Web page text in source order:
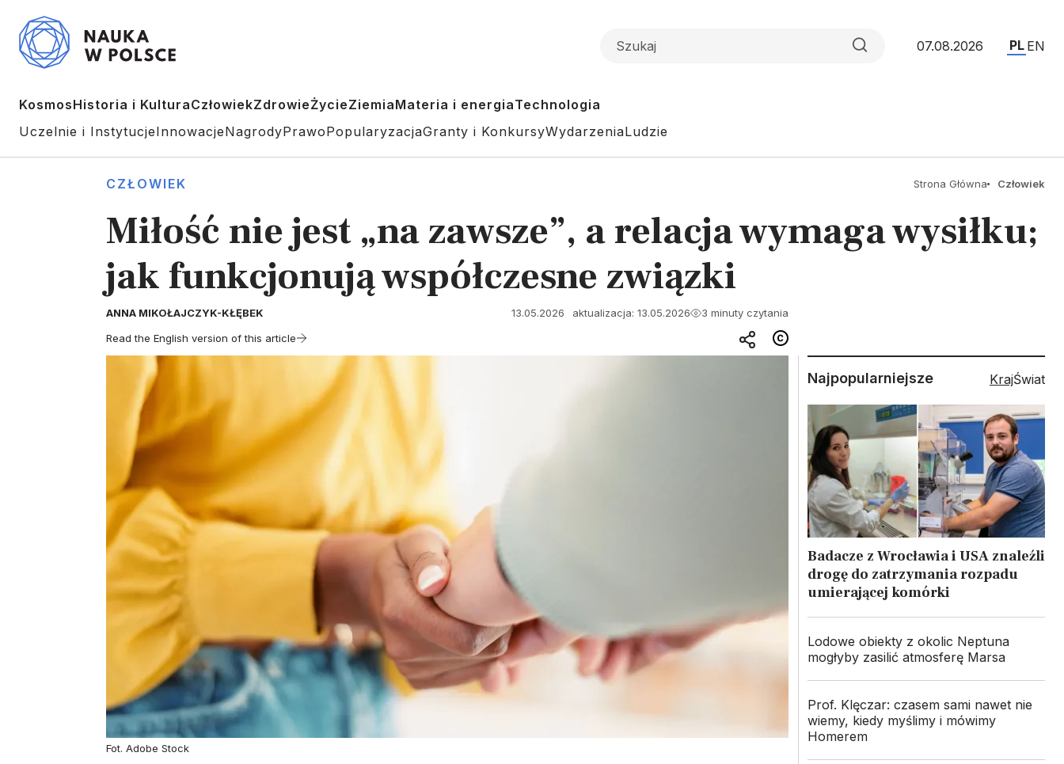
07.08.2026 PL EN
KosmosHistoria i KulturaCzłowiekZdrowieŻycieZiemiaMateria i energiaTechnologia
Uczelnie i InstytucjeInnowacjeNagrodyPrawoPopularyzacjaGranty i KonkursyWydarzeniaLudzie
CZŁOWIEK Strona Główna Człowiek
Miłość nie jest „na zawsze”, a relacja wymaga wysiłku;
jak funkcjonują współczesne związki
ANNA MIKOŁAJCZYK-KŁĘBEK 13.05.2026 aktualizacja: 13.05.2026
3 minuty czytania
Read the English version of this article
Fot. Adobe Stock
Najpopularniejsze KrajŚwiat
Badacze z Wrocławia i USA znaleźli
drogę do zatrzymania rozpadu
umierającej komórki
Lodowe obiekty z okolic Neptuna
mogłyby zasilić atmosferę Marsa
Prof. Klęczar: czasem sami nawet nie
wiemy, kiedy myślimy i mówimy
Homerem